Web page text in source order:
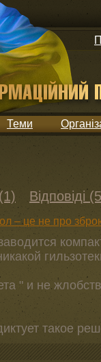
Теми
Відповіді
– це не про
" и не
такое